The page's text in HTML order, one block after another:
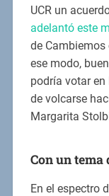
UCR un
adelantó este
de
ese modo,
podría votar
de volcarse
Margarita
Con un tema
En el espectro